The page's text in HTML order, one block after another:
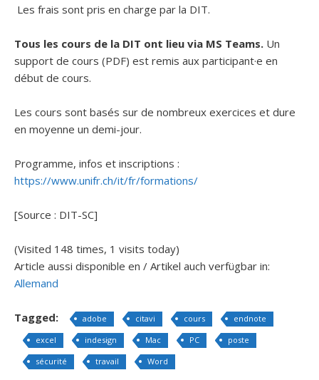
Les frais sont pris en charge par la DIT.
Tous les cours de la DIT ont lieu via MS Teams. Un
support de cours (PDF) est remis aux participant·e en
début de cours.
Les cours sont basés sur de nombreux exercices et dure
en moyenne un demi-jour.
Programme, infos et inscriptions :
https://www.unifr.ch/it/fr/formations/
[Source : DIT-SC]
(Visited 148 times, 1 visits today)
Article aussi disponible en / Artikel auch verfügbar in:
Allemand
Tagged: adobe citavi cours
endnote
excel
indesign Mac PC
poste
sécurité
travail Word